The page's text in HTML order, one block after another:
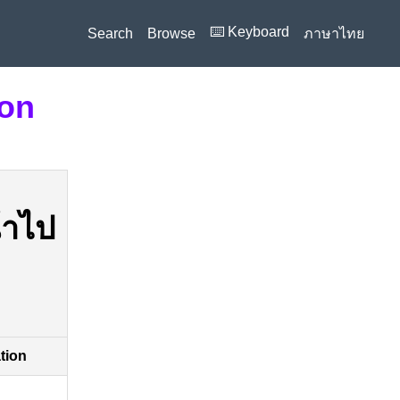
Search Browse ⌨️ Keyboard ภาษาไทย
ไป